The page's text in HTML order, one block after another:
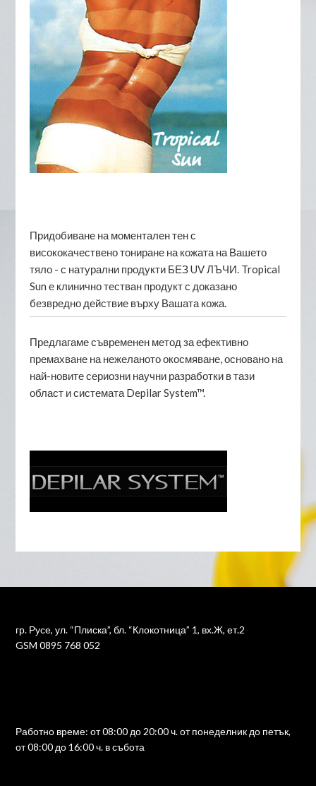
Придобиване на моментален тен с
висококачествено тониране на кожата на Вашето
тяло - с натурални продукти БЕЗ UV ЛЪЧИ. Tropical
Sun е клинично тестван продукт с доказано
безвредно действие върху Вашата кожа.
Предлагаме съвременен метод за ефективно
премахване на нежеланото окосмяване, основано на
най-новите сериозни научни разработки в тази
област и системата Depilar System™.
гр. Русе, ул. “Плиска”, бл. “Клокотница” 1, вх.Ж, ет.2
GSM 0895 768 052
Работно време: от 08:00 до 20:00 ч. от понеделник до петък,
от 08:00 до 16:00 ч. в събота